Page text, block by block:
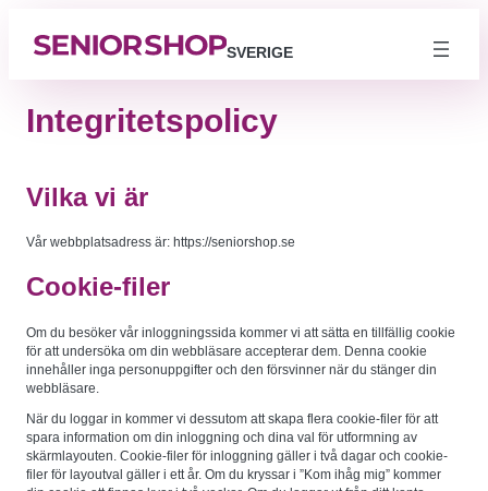
innehåll
SVERIGE
Integritetspolicy
Vilka vi är
Vår webbplatsadress är: https://seniorshop.se
Cookie-filer
Om du besöker vår inloggningssida kommer vi att sätta en tillfällig cookie
för att undersöka om din webbläsare accepterar dem. Denna cookie
innehåller inga personuppgifter och den försvinner när du stänger din
webbläsare.
När du loggar in kommer vi dessutom att skapa flera cookie-filer för att
spara information om din inloggning och dina val för utformning av
skärmlayouten. Cookie-filer för inloggning gäller i två dagar och cookie-
filer för layoutval gäller i ett år. Om du kryssar i ”Kom ihåg mig” kommer